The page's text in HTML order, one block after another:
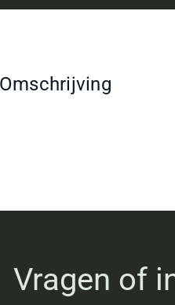
Vragen of